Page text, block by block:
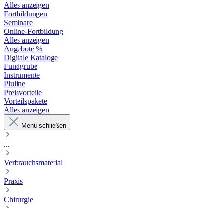
Alles anzeigen
Fortbildungen
Seminare
Online-Fortbildung
Alles anzeigen
Angebote %
Digitale Kataloge
Fundgrube
Instrumente
Pluline
Preisvorteile
Vorteilspakete
Alles anzeigen
Menü schließen
...
Verbrauchsmaterial
Praxis
Chirurgie